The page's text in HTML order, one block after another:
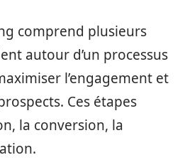
comprend plusieurs
autour d’un processus
l’engagement et
Ces étapes
la conversion, la